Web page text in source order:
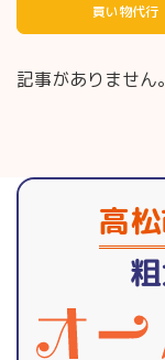
買い物代行
記事がありません。
高